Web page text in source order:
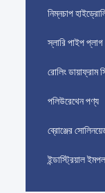
নিম্নচাপ
স্লারি পাইপ প্লাগ
রোলিং ডায়াফ্রাম
পলিউরেথেন পণ্য
ব্রোঞ্জের
ইন্ডাস্ট্রিয়াল